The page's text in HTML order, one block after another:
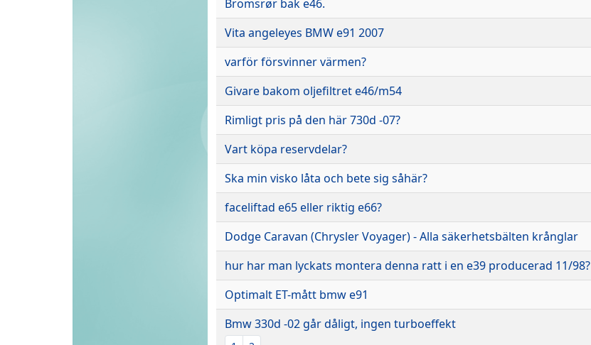
Bromsrør bak e46.
Vita angeleyes BMW e91 2007
varför försvinner värmen?
Givare bakom oljefiltret e46/m54
Rimligt pris på den här 730d -07?
Vart köpa reservdelar?
Ska min visko låta och bete sig såhär?
faceliftad e65 eller riktig e66?
Dodge Caravan (Chrysler Voyager) - Alla säkerhetsbälten krånglar
hur har man lyckats montera denna ratt i en e39 producerad 11/98?
Optimalt ET-mått bmw e91
Bmw 330d -02 går dåligt, ingen turboeffekt